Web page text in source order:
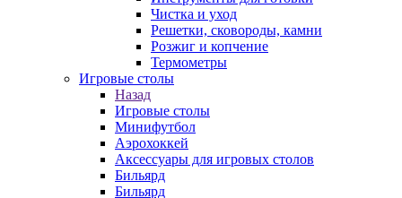
Чистка и уход
Решетки, сковороды, камни
Розжиг и копчение
Термометры
Игровые столы
Назад
Игровые столы
Минифутбол
Аэрохоккей
Аксессуары для игровых столов
Бильяpд
Бильяpд